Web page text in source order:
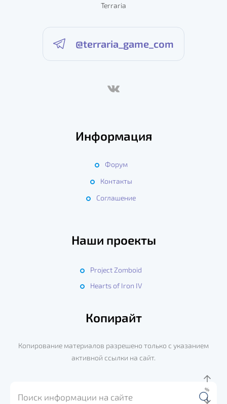
Terraria
@terraria_game_com
Информация
Форум
Контакты
Соглашение
Наши проекты
Project Zomboid
Hearts of Iron IV
Копирайт
Копирование материалов разрешено только с указанием
активной ссылки на сайт.
%